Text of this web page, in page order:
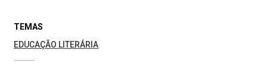
TEMAS
EDUCAÇÃO LITERÁRIA